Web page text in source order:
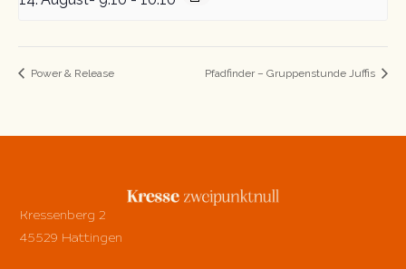
Power & Release Pfadfinder – Gruppenstunde Juffis
Kressenberg 2
45529 Hattingen